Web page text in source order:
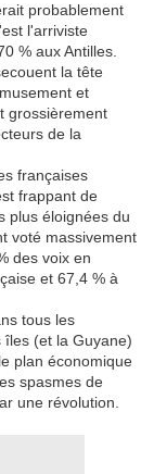
probablement
l'arriviste
% aux Antilles.
la tête
et
grossièrement
de la
françaises
frappant de
plus éloignées du
voté massivement
des voix en
et 67,4 % à
tous les
(et la Guyane)
plan économique
spasmes de
une révolution.